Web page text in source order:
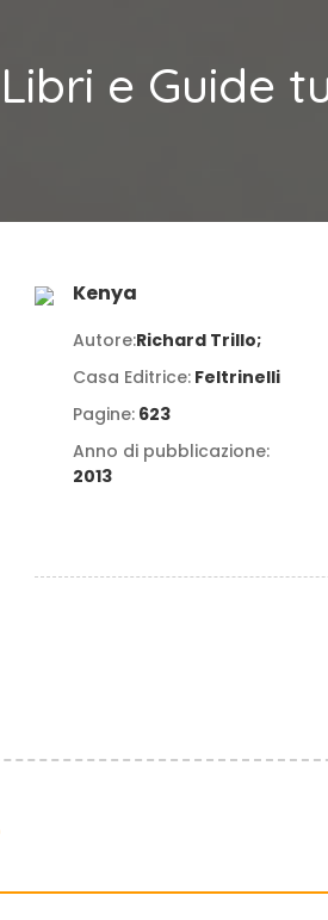
Libri e Guide
Kenya
Autore:Richard Trillo;
Casa Editrice: Feltrinelli
Pagine: 623
Anno di pubblicazione:
2013